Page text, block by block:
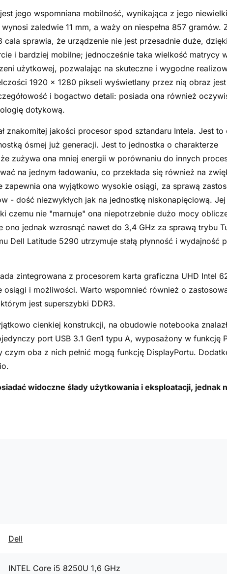
jego wspomniana mobilność, wynikająca z jego
zaledwie 11 mm, a waży on niespełna 857 gramów.
cala sprawia, że urządzenie nie jest przesadnie duże,
i bardziej mobilne; jednocześnie taka wielkość matrycy
użytkowej, pozwalając na skuteczne i wygodne
1920 x 1280 pikseli wyświetlany przez nią obraz
i bogactwo detali: posiada ona również
dotykową.
znakomitej jakości procesor spod sztandaru Intela. Jest to
ósmej już generacji. Jest to jednostka o charakterze
zużywa ona mniej energii w porównaniu do innych
na jednym ładowaniu, co przekłada się również na
zapewnia ona wyjątkowo wysokie osiągi, za sprawą
- dość niezwykłych jak na jednostkę niskonapięciową.
czemu nie "marnuje" ona niepotrzebnie dużo mocy
ono jednak wzrosnąć nawet do 3,4 GHz za sprawą trybu
Dell Latitude 5290 utrzymuje stałą płynność i wydajność
zintegrowana z procesorem karta graficzna UHD Intel
i możliwości. Warto wspomnieć również o
jest superszybki DDR3.
cienkiej konstrukcji, na obudowie notebooka
port USB 3.1 Gen1 typu A, wyposażony w funkcję
oba z nich pełnić mogą funkcję DisplayPortu.
widoczne ślady użytkowania i eksploatacji, jednak
Dell
INTEL Core i5 8250U 1,6 GHz